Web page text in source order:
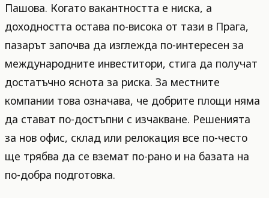
Пашова. Когато вакантността е ниска, а
доходността остава по-висока от тази в Прага,
пазарът започва да изглежда по-интересен за
международните инвеститори, стига да получат
достатъчно яснота за риска. За местните
компании това означава, че добрите площи няма
да стават по-достъпни с изчакване. Решенията
за нов офис, склад или релокация все по-често
ще трябва да се вземат по-рано и на базата на
по-добра подготовка.